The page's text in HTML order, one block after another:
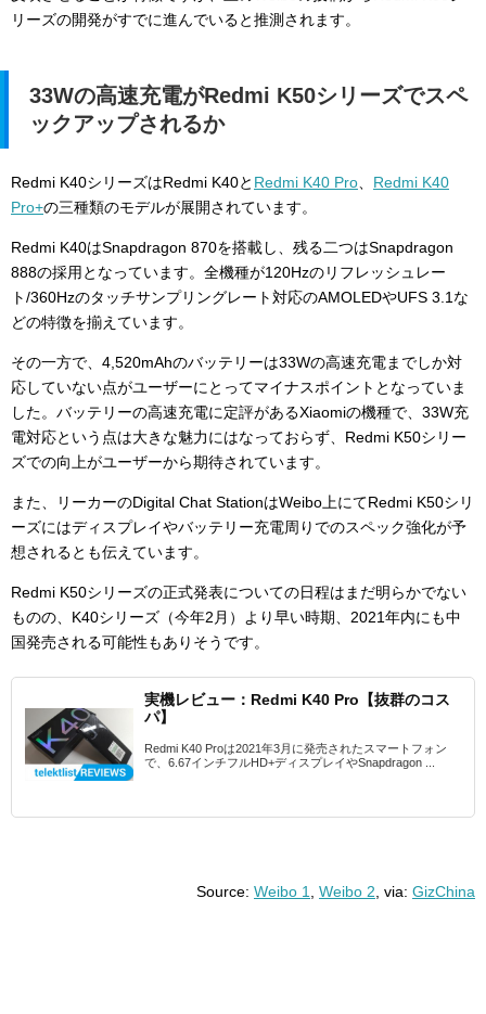
リーズの開発がすでに進んでいると推測されます。
33Wの高速充電がRedmi K50シリーズでスペ
ックアップされるか
Redmi K40シリーズはRedmi K40と Redmi K40 Pro
Redmi K40
Pro+の三種類のモデルが展開されています。
Redmi K40はSnapdragon 870を搭載し、残る二つはSnapdragon
888の採用となっています。全機種が120Hzのリフレッシュレー
ト/360Hzのタッチサンプリングレート対応のAMOLEDやUFS 3.1な
どの特徴を揃えています。
その一方で、4,520mAhのバッテリーは33Wの高速充電までしか対
応していない点がユーザーにとってマイナスポイントとなっていま
した。バッテリーの高速充電に定評があるXiaomiの機種で、33W充
電対応という点は大きな魅力にはなっておらず、Redmi K50シリー
ズでの向上がユーザーから期待されています。
また、リーカーのDigital Chat StationはWeibo上にてRedmi K50シリ
ーズにはディスプレイやバッテリー充電周りでのスペック強化が予
想されるとも伝えています。
Redmi K50シリーズの正式発表についての日程はまだ明らかでない
ものの、K40シリーズ（今年2月）より早い時期、2021年内にも中
国発売される可能性もありそうです。
実機レビュー：Redmi K40 Pro【抜群のコス
パ】
Redmi K40 Proは2021年3月に発売されたスマートフォン
で、6.67インチフルHD+ディスプレイやSnapdragon ...
Source: Weibo 1 Weibo 2 , via: GizChina